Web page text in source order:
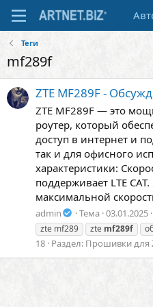
Теги
mf289f
ZTE MF289F -
ZTE MF289F — это
роутер, который
доступ в интернет и
так и для офисного
характеристики:
поддерживает LTE
максимальной
admin Тема 03.01.2025
zte mf289
zte mf289f
18 Раздел: Прошивки для